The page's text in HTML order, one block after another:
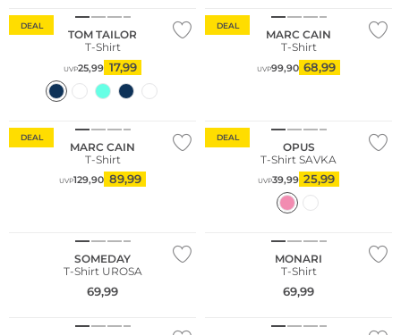
DEAL
TOM TAILOR
T-Shirt
UVP25,99 17,99
DEAL
MARC CAIN
T-Shirt
UVP99,90 68,99
DEAL
MARC CAIN
T-Shirt
UVP129,90 89,99
DEAL
OPUS
T-Shirt SAVKA
UVP39,99 25,99
SOMEDAY
T-Shirt UROSA
69,99
MONARI
T-Shirt
69,99